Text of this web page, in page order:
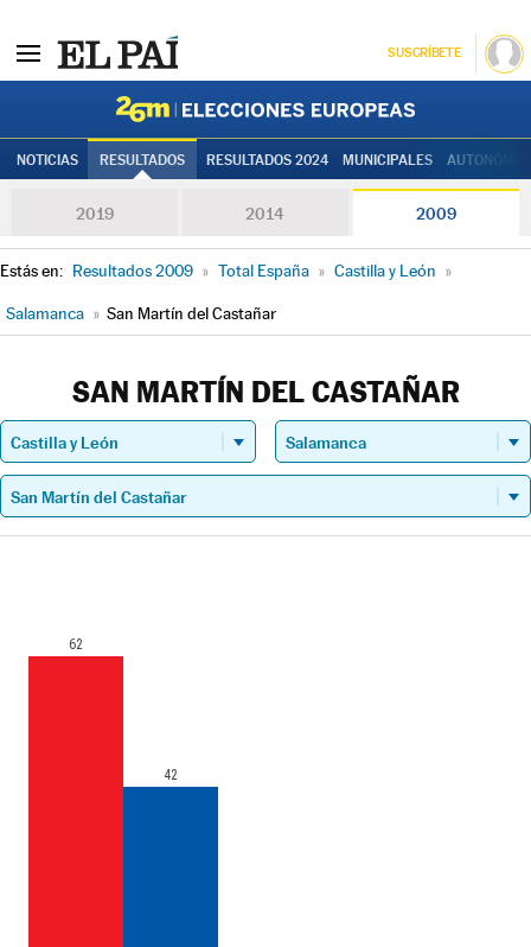
SUSCRÍBETE
NOTICIAS RESULTADOS RESULTADOS 2024 MUNICIPALES
2019 2014 2009
Estás en: Resultados 2009 » Total España » Castilla y León »
Salamanca » San Martín del Castañar
SAN MARTÍN DEL CASTAÑAR
62
42